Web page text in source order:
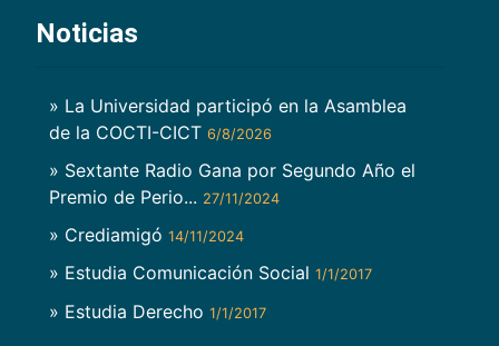
Noticias
» La Universidad participó en la Asamblea
de la COCTI-CICT 6/8/2026
» Sextante Radio Gana por Segundo Año el
Premio de Perio... 27/11/2024
» Crediamigó 14/11/2024
» Estudia Comunicación Social 1/1/2017
» Estudia Derecho 1/1/2017